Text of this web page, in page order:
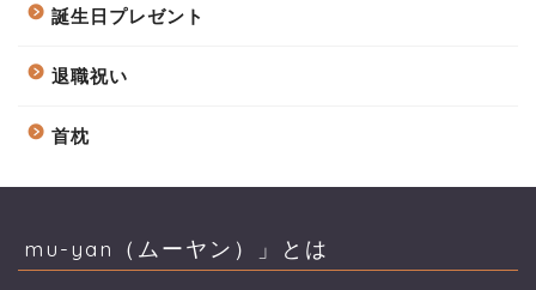
誕生日プレゼント
退職祝い
首枕
mu-yan（ムーヤン）」とは